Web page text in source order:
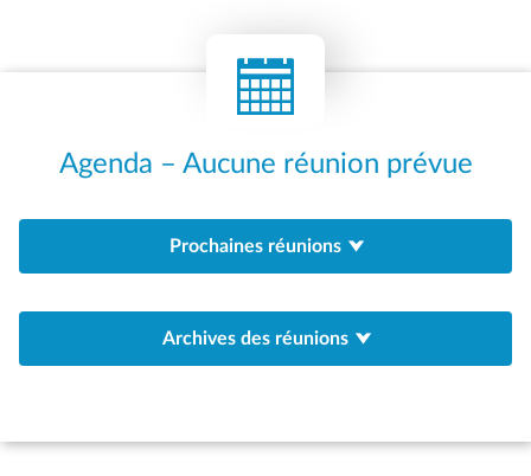
Agenda – Aucune réunion prévue
Prochaines réunions
Archives des réunions